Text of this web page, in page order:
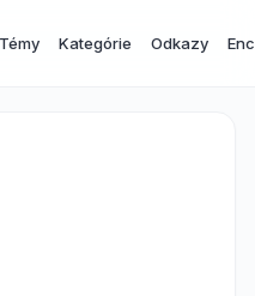
Témy Kategórie Odkazy